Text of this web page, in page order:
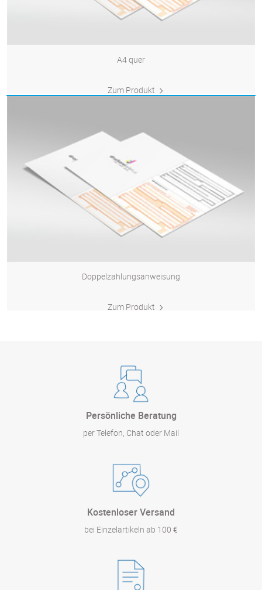
A4 quer
Zum Produkt
Doppelzahlungsanweisung
Zum Produkt
Persönliche Beratung
per Telefon, Chat oder Mail
Kostenloser Versand
bei Einzelartikeln ab 100 €